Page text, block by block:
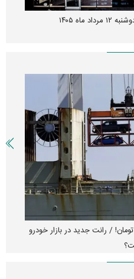
۱۴۰۵
خودرو ۳ میلیارد تومان! / رانت جدید در بازار خودرو